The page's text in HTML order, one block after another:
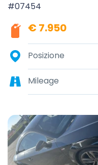
#07454
€ 7.950
Posizione
Mileage